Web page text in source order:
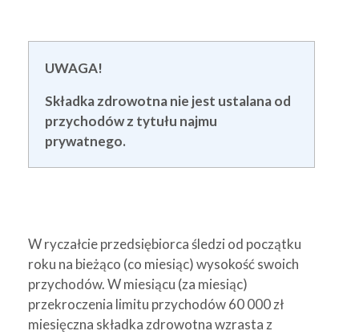
UWAGA!
Składka zdrowotna nie jest ustalana od
przychodów z tytułu najmu
prywatnego.
W ryczałcie przedsiębiorca śledzi od początku
roku na bieżąco (co miesiąc) wysokość swoich
przychodów. W miesiącu (za miesiąc)
przekroczenia limitu przychodów 60 000 zł
miesięczna składka zdrowotna wzrasta z